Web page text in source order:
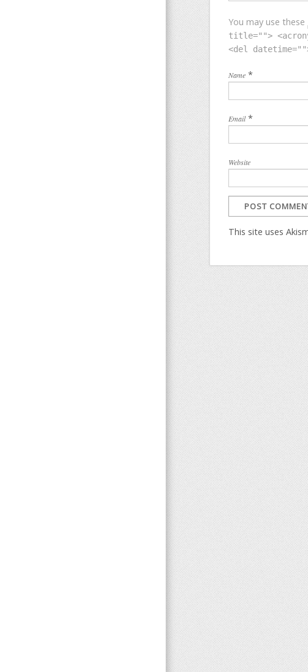
You may use these
title="">
<del
Name *
Email *
Website
This site uses